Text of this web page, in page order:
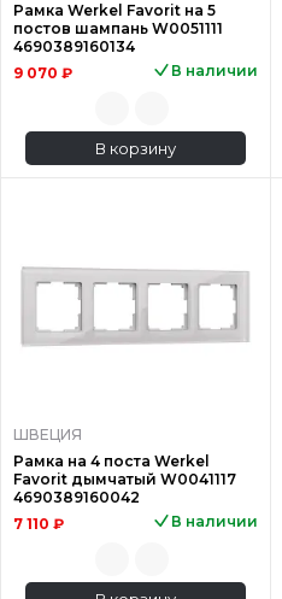
Рамка Werkel Favorit на 5
постов шампань W0051111
4690389160134
9 070 ₽
В наличии
В корзину
ШВЕЦИЯ
Рамка на 4 поста Werkel
Favorit дымчатый W0041117
4690389160042
7 110 ₽
В наличии